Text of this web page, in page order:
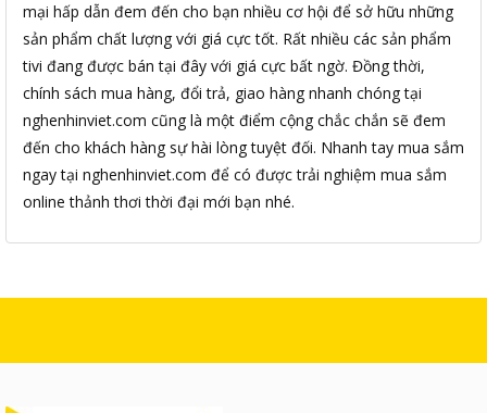
mại hấp dẫn đem đến cho bạn nhiều cơ hội để sở hữu những
sản phẩm chất lượng với giá cực tốt. Rất nhiều các sản phẩm
tivi đang được bán tại đây với giá cực bất ngờ. Đồng thời,
chính sách mua hàng, đổi trả, giao hàng nhanh chóng tại
nghenhinviet.com cũng là một điểm cộng chắc chắn sẽ đem
đến cho khách hàng sự hài lòng tuyệt đối. Nhanh tay mua sắm
ngay tại nghenhinviet.com để có được trải nghiệm mua sắm
online thảnh thơi thời đại mới bạn nhé.